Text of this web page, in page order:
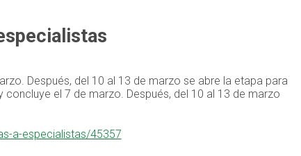
Después, del 10 al 13 de marzo se abre la etapa para
el 7 de marzo. Después, del 10 al 13 de marzo
a-especialistas/45357